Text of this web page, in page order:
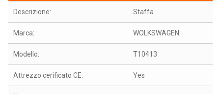
Descrizione: Staffa
Marca: WOLKSWAGEN
Modello: T10413
Attrezzo cerificato CE: Yes